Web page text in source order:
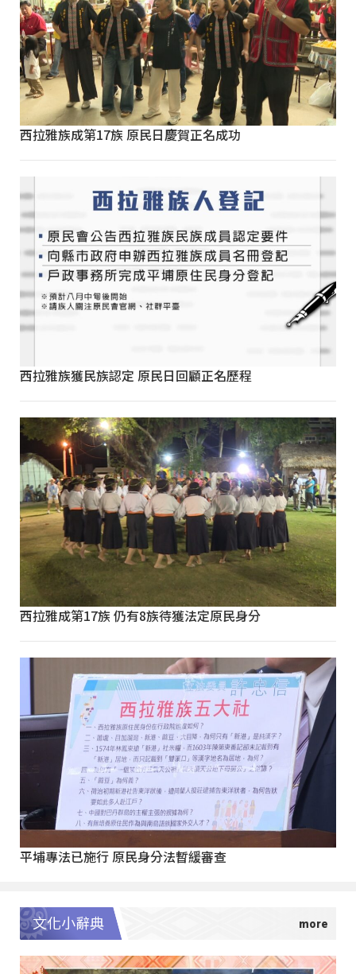
西拉雅族成第17族 原民日慶賀正名成功
西拉雅族獲民族認定 原民日回顧正名歷程
西拉雅成第17族 仍有8族待獲法定原民身分
平埔專法已施行 原民身分法暫緩審查
文化小辭典